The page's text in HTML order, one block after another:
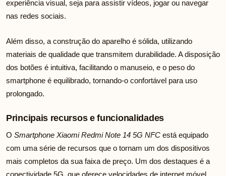
experiência visual, seja para assistir vídeos, jogar ou navegar
nas redes sociais.
Além disso, a construção do aparelho é sólida, utilizando
materiais de qualidade que transmitem durabilidade. A disposição
dos botões é intuitiva, facilitando o manuseio, e o peso do
smartphone é equilibrado, tornando-o confortável para uso
prolongado.
Principais recursos e funcionalidades
O Smartphone Xiaomi Redmi Note 14 5G NFC está equipado
com uma série de recursos que o tornam um dos dispositivos
mais completos da sua faixa de preço. Um dos destaques é a
conectividade 5G, que oferece velocidades de internet móvel